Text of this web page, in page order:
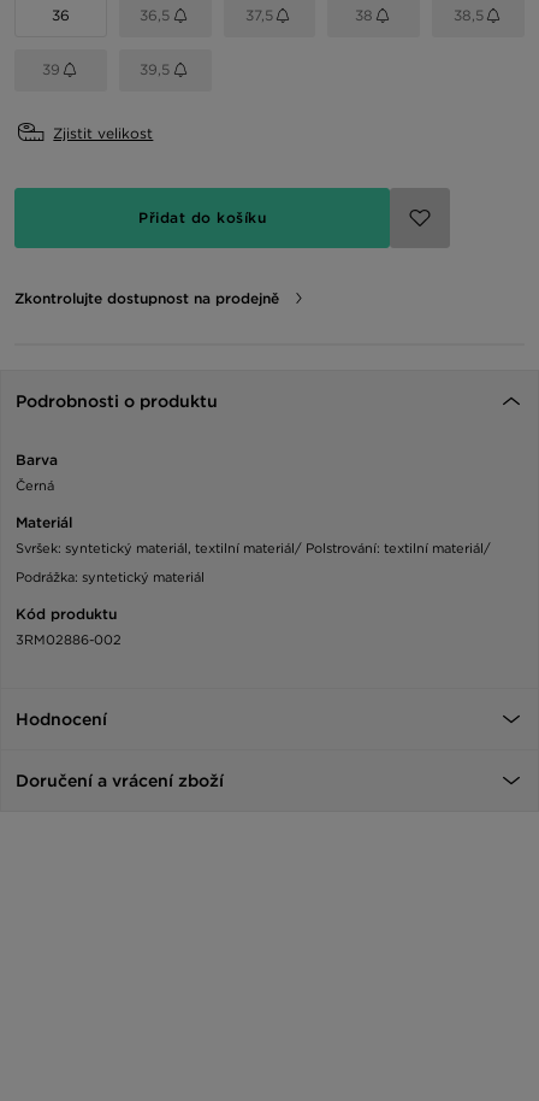
36 36,5 37,5 38 38,5
39 39,5
Zjistit velikost
Přidat do košíku
Zkontrolujte dostupnost na prodejně
Podrobnosti o produktu
Barva
Černá
Materiál
Svršek: syntetický materiál, textilní materiál/ Polstrování: textilní materiál/
Podrážka: syntetický materiál
Kód produktu
3RM02886-002
Hodnocení
Doručení a vrácení zboží